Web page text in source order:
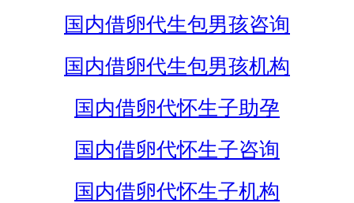
国内借卵代生包男孩咨询
国内借卵代生包男孩机构
国内借卵代怀生子助孕
国内借卵代怀生子咨询
国内借卵代怀生子机构